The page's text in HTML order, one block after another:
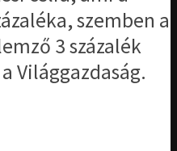
szemben a
3 százalék
Világgazdaság.